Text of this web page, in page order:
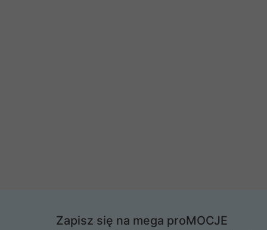
Zapisz się na mega proMOCJE